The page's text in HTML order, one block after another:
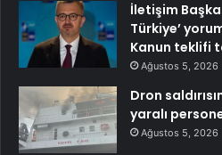
İletişim
Türkiye’
Kanun teklifi
Ağustos 5, 2026
Dron
yaralı
Ağustos 5, 2026